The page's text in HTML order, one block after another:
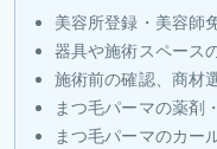
美容所登録・美容師
器具や施術スペース
施術前の確認、商材
まつ毛パーマの薬剤
まつ毛パーマのカー